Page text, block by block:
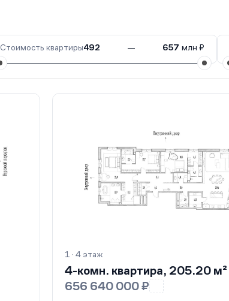
Стоимость квартиры492 — 657 млн ₽
1 · 4 этаж
4-комн. квартира, 205.20 м²
656 640 000 ₽